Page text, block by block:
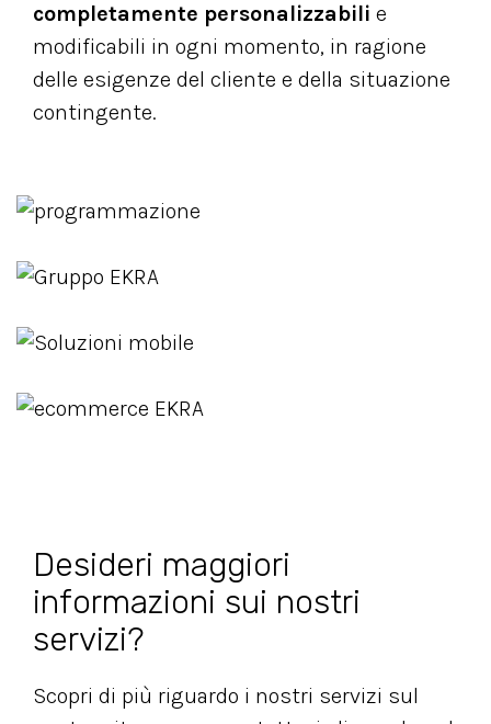
completamente personalizzabili e
modificabili in ogni momento, in ragione
delle esigenze del cliente e della situazione
contingente.
Desideri maggiori
informazioni sui nostri
servizi?
Scopri di più riguardo i nostri servizi sul